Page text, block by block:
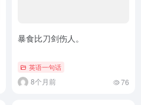
暴食比刀剑伤人。
英语一句话
8个月前 76